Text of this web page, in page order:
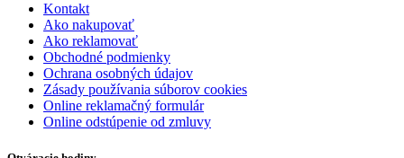
Kontakt
Ako nakupovať
Ako reklamovať
Obchodné podmienky
Ochrana osobných údajov
Zásady používania súborov cookies
Online reklamačný formulár
Online odstúpenie od zmluvy